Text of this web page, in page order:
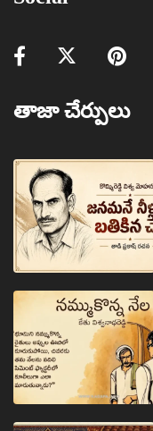
తాజా చేర్పులు